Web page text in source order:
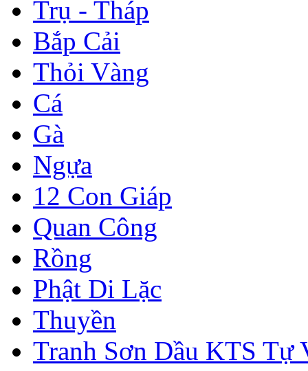
Trụ - Tháp
Bắp Cải
Thỏi Vàng
Cá
Gà
Ngựa
12 Con Giáp
Quan Công
Rồng
Phật Di Lặc
Thuyền
Tranh Sơn Dầu KTS Tự